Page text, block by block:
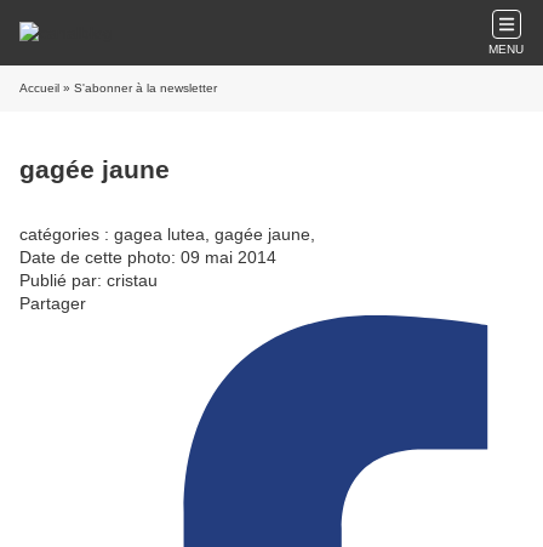
MENU
Accueil » S'abonner à la newsletter
gagée jaune
catégories : gagea lutea, gagée jaune,
Date de cette photo: 09 mai 2014
Publié par: cristau
Partager